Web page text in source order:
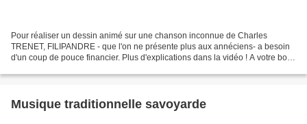
Pour réaliser un dessin animé sur une chanson inconnue de Charles
TRENET, FILIPANDRE - que l'on ne présente plus aux annéciens- a besoin
d'un coup de pouce financier. Plus d'explications dans la vidéo ! A votre bon
Musique traditionnelle savoyarde